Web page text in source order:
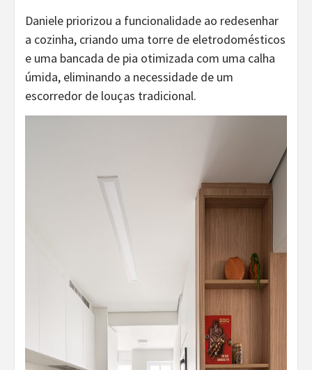
Daniele priorizou a funcionalidade ao redesenhar
a cozinha, criando uma torre de eletrodomésticos
e uma bancada de pia otimizada com uma calha
úmida, eliminando a necessidade de um
escorredor de louças tradicional.